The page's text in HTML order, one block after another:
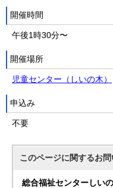
開催時間
午後1時30分〜
開催場所
児童センター（しいの木）
申込み
不要
このページに関するお
総合福祉センターしい